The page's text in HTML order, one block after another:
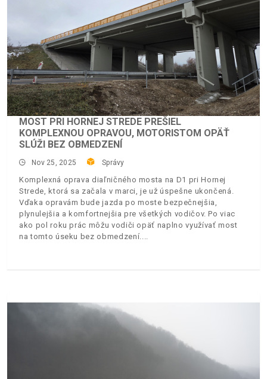
MOST PRI HORNEJ STREDE PREŠIEL
KOMPLEXNOU OPRAVOU, MOTORISTOM OPÄŤ
SLÚŽI BEZ OBMEDZENÍ
Nov 25, 2025 Správy
Komplexná oprava diaľničného mosta na D1 pri Hornej
Strede, ktorá sa začala v marci, je už úspešne ukončená.
Vďaka opravám bude jazda po moste bezpečnejšia,
plynulejšia a komfortnejšia pre všetkých vodičov. Po viac
ako pol roku prác môžu vodiči opäť naplno využívať most
na tomto úseku bez obmedzení.